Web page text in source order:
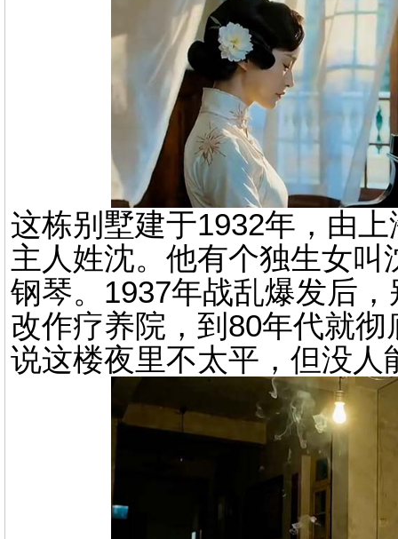
这栋别墅建于1932年，由
主人姓沈。他有个独生女
钢琴。1937年战乱爆发后
改作疗养院，到80年代就
说这楼夜里不太平，但没